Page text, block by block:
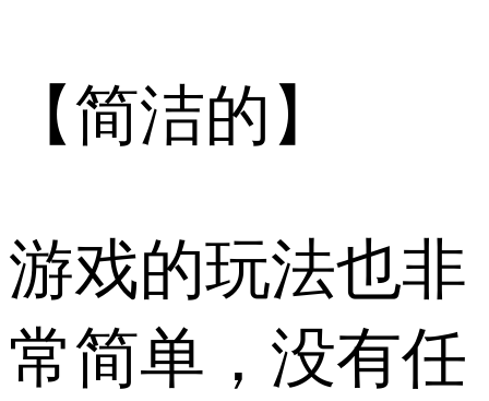
【简洁的】
游戏的玩法也非
常简单，没有任